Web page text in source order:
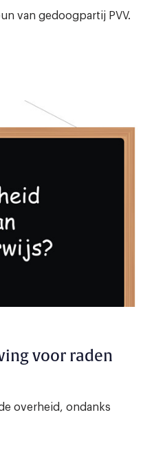
van gedoogpartij PVV.
voor raden
overheid, ondanks